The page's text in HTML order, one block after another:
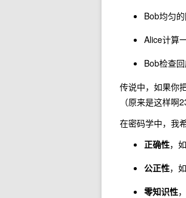
Bob均匀
Alice计算
Bob检查
传说中，如果你
（原来是这样啊
在密码学中，我
正确性，
公正性，
零知识性